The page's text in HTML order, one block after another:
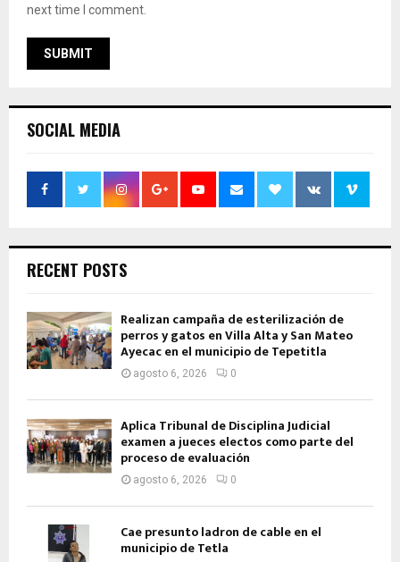
next time I comment.
SOCIAL MEDIA
RECENT POSTS
Realizan campaña de esterilización de
perros y gatos en Villa Alta y San Mateo
Ayecac en el municipio de Tepetitla
agosto 6, 2026 0
Aplica Tribunal de Disciplina Judicial
examen a jueces electos como parte del
proceso de evaluación
agosto 6, 2026 0
Cae presunto ladron de cable en el
municipio de Tetla